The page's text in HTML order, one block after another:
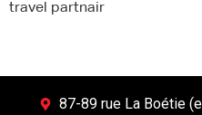
travel partnair
87-89 rue La Boétie